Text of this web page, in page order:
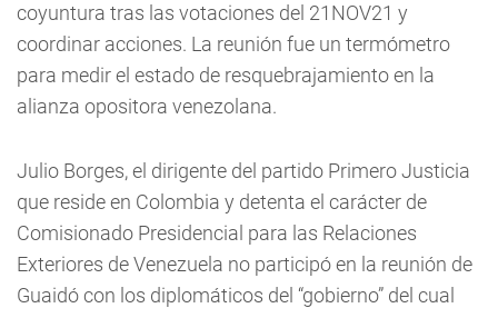
coyuntura tras las votaciones del 21NOV21 y
coordinar acciones. La reunión fue un termómetro
para medir el estado de resquebrajamiento en la
alianza opositora venezolana.
Julio Borges, el dirigente del partido Primero Justicia
que reside en Colombia y detenta el carácter de
Comisionado Presidencial para las Relaciones
Exteriores de Venezuela no participó en la reunión de
Guaidó con los diplomáticos del “gobierno” del cual